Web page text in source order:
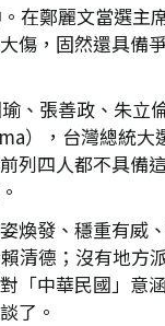
在鄭麗文當選主
傷，固然還具備
、張善政、朱立
），台灣總統大
列四人都不具備
煥發、穩重有威
清德；沒有地方
「中華民國」意
了。